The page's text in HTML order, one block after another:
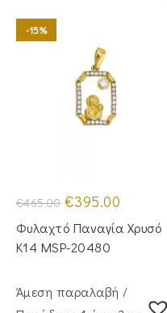
-15%
€465.00 Original
price
was:
€465.00.
€395.00
τιμή
είναι:
Φυλαχτό Παναγία Χρυσό
Κ14 MSP-20480
Άμεση παραλαβή /